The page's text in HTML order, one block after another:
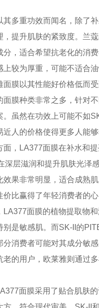
多重功效而闻名，除了补
，提升肌肤的紧致度。兰
分，适合希望抗老化的消
较为厚重，可能不适合油
膜以其性能好价格低而受
面膜种类非常之多，针对
。虽然在功效上可能不如
人的价格使得更多人能够
，LA377面膜在补水和提
深层滋润和提升肌肤光泽
效果非常明显，适合成熟
比赢得了年轻消费者的心
面膜的植物提取物和
别是敏感肌。而SK-II的
分消费者可能对其成分敏
老的用户，欧莱雅则通过
面膜采用了贴合肌肤的